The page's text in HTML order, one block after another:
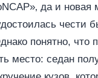
да и
чести
понятно, что
место: седан